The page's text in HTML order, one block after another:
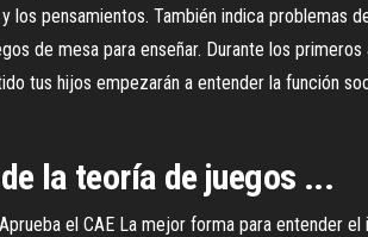
los pensamientos. También indica problemas
de mesa para enseñar. Durante los
tus hijos empezarán a entender la función
la teoría de juegos ...
el CAE La mejor forma para entender